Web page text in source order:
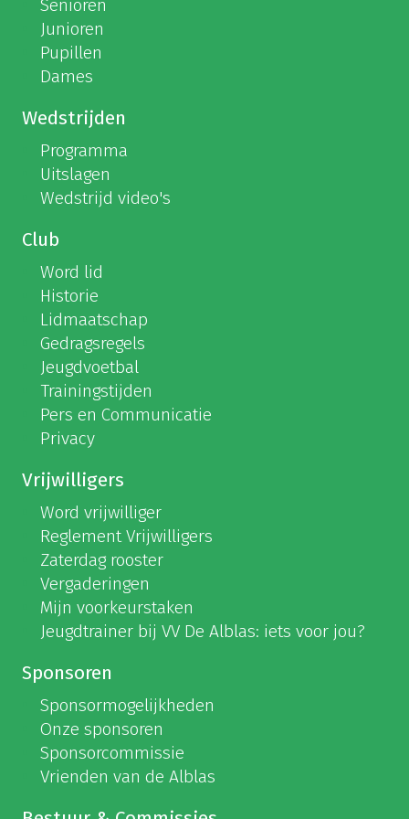
Senioren
Junioren
Pupillen
Dames
Wedstrijden
Programma
Uitslagen
Wedstrijd video's
Club
Word lid
Historie
Lidmaatschap
Gedragsregels
Jeugdvoetbal
Trainingstijden
Pers en Communicatie
Privacy
Vrijwilligers
Word vrijwilliger
Reglement Vrijwilligers
Zaterdag rooster
Vergaderingen
Mijn voorkeurstaken
Jeugdtrainer bij VV De Alblas: iets voor jou?
Sponsoren
Sponsormogelijkheden
Onze sponsoren
Sponsorcommissie
Vrienden van de Alblas